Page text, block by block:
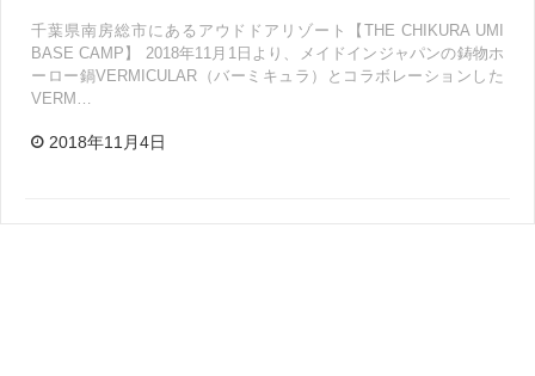
千葉県南房総市にあるアウドドアリゾート【THE CHIKURA UMI
BASE CAMP】 2018年11月1日より、メイドインジャパンの鋳物ホ
ーロー鍋VERMICULAR（バーミキュラ）とコラボレーションした
VERM…
2018年11月4日